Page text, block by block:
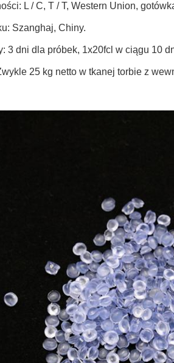
L / C, T / T, Western Union,
Szanghaj, Chiny.
3 dni dla próbek, 1x20fcl w ciągu 10
25 kg netto w tkanej torbie z